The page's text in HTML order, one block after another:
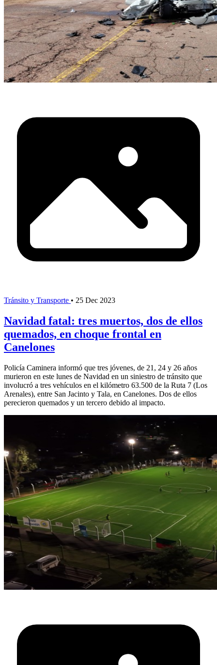
Tránsito y Transporte • 25 Dec 2023
Navidad fatal: tres muertos, dos de ellos
quemados, en choque frontal en
Canelones
Policía Caminera informó que tres jóvenes, de 21, 24 y 26 años
murieron en este lunes de Navidad en un siniestro de tránsito que
involucró a tres vehículos en el kilómetro 63.500 de la Ruta 7 (Los
Arenales), entre San Jacinto y Tala, en Canelones. Dos de ellos
perecieron quemados y un tercero debido al impacto.